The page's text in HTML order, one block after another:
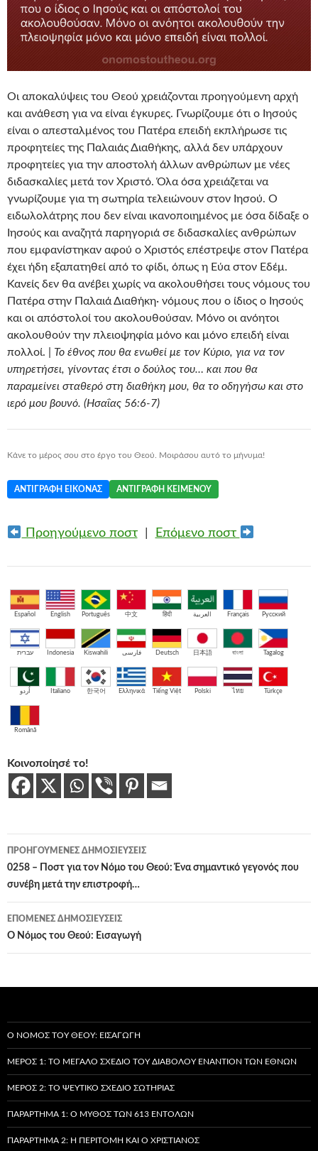
Οι αποκαλύψεις του Θεού χρειάζονται προηγούμενη αρχή
και ανάθεση για να είναι έγκυρες. Γνωρίζουμε ότι ο Ιησούς
είναι ο απεσταλμένος του Πατέρα επειδή εκπλήρωσε τις
προφητείες της Παλαιάς Διαθήκης, αλλά δεν υπάρχουν
προφητείες για την αποστολή άλλων ανθρώπων με νέες
διδασκαλίες μετά τον Χριστό. Όλα όσα χρειάζεται να
γνωρίζουμε για τη σωτηρία τελειώνουν στον Ιησού. Ο
ειδωλολάτρης που δεν είναι ικανοποιημένος με όσα δίδαξε ο
Ιησούς και αναζητά παρηγοριά σε διδασκαλίες ανθρώπων
που εμφανίστηκαν αφού ο Χριστός επέστρεψε στον Πατέρα
έχει ήδη εξαπατηθεί από το φίδι, όπως η Εύα στον Εδέμ.
Κανείς δεν θα ανέβει χωρίς να ακολουθήσει τους νόμους του
Πατέρα στην Παλαιά Διαθήκη· νόμους που ο ίδιος ο Ιησούς
και οι απόστολοί του ακολουθούσαν. Μόνο οι ανόητοι
ακολουθούν την πλειοψηφία μόνο και μόνο επειδή είναι
πολλοί. | Το έθνος που θα ενωθεί με τον Κύριο, για να τον
υπηρετήσει, γίνοντας έτσι ο δούλος του… και που θα
παραμείνει σταθερό στη διαθήκη μου, θα το οδηγήσω και στο
ιερό μου βουνό. (Ησαΐας 56:6-7)
Κάνε το μέρος σου στο έργο του Θεού. Μοιράσου αυτό το μήνυμα!
ΑΝΤΙΓΡΑΦΉ ΕΙΚΌΝΑΣ ΑΝΤΙΓΡΑΦΉ ΚΕΙΜΈΝΟΥ
Προηγούμενο ποστ| Επόμενο ποστ
Español English Português 中文 हिंदी العربية Français Русский
עברית Indonesia Kiswahili فارسی Deutsch 日本語 বাংলা Tagalog
اُردو Italiano 한국어 Ελληνικά Tiếng Việt Polski ไทย Türkçe
Română
Κοινοποίησέ το!
Πλοήγηση
άρθρων
ΠΡΟΗΓΟΎΜΕΝΕΣ ΔΗΜΟΣΙΕΎΣΕΙΣ
0258 – Ποστ για τον Νόμο του Θεού: Ένα σημαντικό γεγονός που
συνέβη μετά την επιστροφή…
ΕΠΌΜΕΝΕΣ ΔΗΜΟΣΙΕΎΣΕΙΣ
Ο Νόμος του Θεού: Εισαγωγή
Ο ΝΌΜΟΣ ΤΟΥ ΘΕΟΎ: ΕΙΣΑΓΩΓΉ
ΜΈΡΟΣ 1: ΤΟ ΜΕΓΆΛΟ ΣΧΈΔΙΟ ΤΟΥ ΔΙΑΒΌΛΟΥ ΕΝΑΝΤΊΟΝ ΤΩΝ ΕΘΝΏΝ
ΜΈΡΟΣ 2: ΤΟ ΨΕΎΤΙΚΟ ΣΧΈΔΙΟ ΣΩΤΗΡΊΑΣ
ΠΑΡΆΡΤΗΜΑ 1: Ο ΜΎΘΟΣ ΤΩΝ 613 ΕΝΤΟΛΏΝ
ΠΑΡΆΡΤΗΜΑ 2: Η ΠΕΡΙΤΟΜΉ ΚΑΙ Ο ΧΡΙΣΤΙΑΝΌΣ